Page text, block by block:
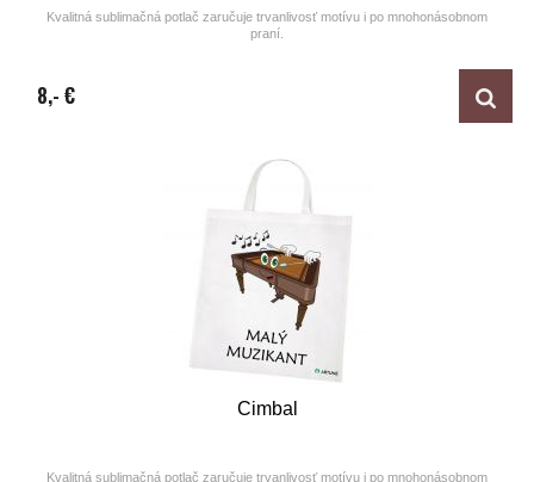
Kvalitná sublimačná potlač zaručuje trvanlivosť motívu i po mnohonásobnom
praní.
8,- €
Cimbal
Kvalitná sublimačná potlač zaručuje trvanlivosť motívu i po mnohonásobnom